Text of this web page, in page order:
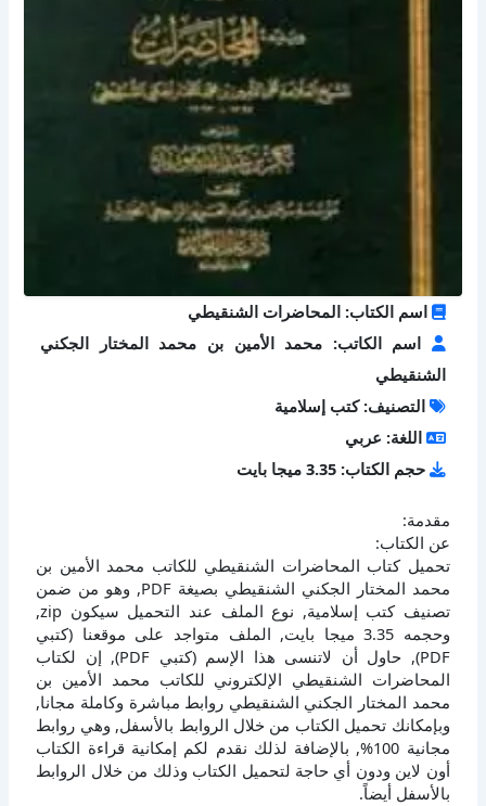
اسم الكتاب: المحاضرات الشنقيطي
اسم الكاتب: محمد الأمين بن محمد المختار الجكني
الشنقيطي
التصنيف: كتب إسلامية
اللغة: عربي
حجم الكتاب: 3.35 ميجا بايت
مقدمة:
عن الكتاب:
تحميل كتاب المحاضرات الشنقيطي للكاتب محمد الأمين بن
محمد المختار الجكني الشنقيطي بصيغة PDF, وهو من ضمن
تصنيف كتب إسلامية, نوع الملف عند التحميل سيكون zip,
وحجمه 3.35 ميجا بايت, الملف متواجد على موقعنا (كتبي
PDF), حاول أن لاتنسى هذا الإسم (كتبي PDF), إن لكتاب
المحاضرات الشنقيطي الإلكتروني للكاتب محمد الأمين بن
محمد المختار الجكني الشنقيطي روابط مباشرة وكاملة مجانا,
وبإمكانك تحميل الكتاب من خلال الروابط بالأسفل, وهي روابط
مجانية 100%, بالإضافة لذلك نقدم لكم إمكانية قراءة الكتاب
أون لاين ودون أي حاجة لتحميل الكتاب وذلك من خلال الروابط
بالأسفل أيضاً.